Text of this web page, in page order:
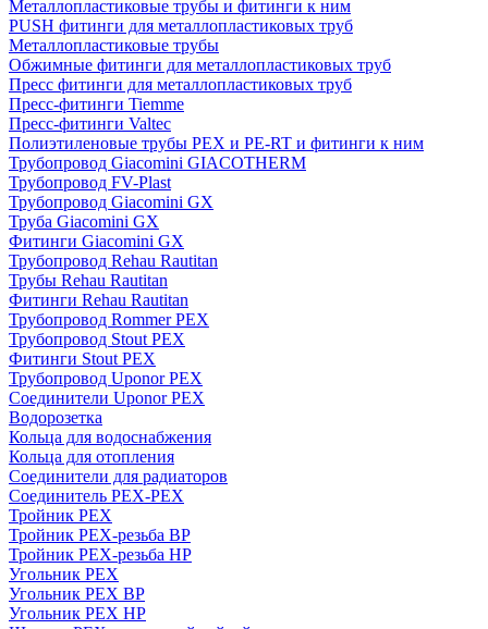
Металлопластиковые трубы и фитинги к ним
PUSH фитинги для металлопластиковых труб
Металлопластиковые трубы
Обжимные фитинги для металлопластиковых труб
Пресс фитинги для металлопластиковых труб
Пресс-фитинги Tiemme
Пресс-фитинги Valtec
Полиэтиленовые трубы PEX и PE-RT и фитинги к ним
Трубопровод Giacomini GIACOTHERM
Трубопровод FV-Plast
Трубопровод Giacomini GX
Труба Giacomini GX
Фитинги Giacomini GX
Трубопровод Rehau Rautitan
Трубы Rehau Rautitan
Фитинги Rehau Rautitan
Трубопровод Rommer PEX
Трубопровод Stout PEX
Фитинги Stout PEX
Трубопровод Uponor PEX
Соединители Uponor PEX
Водорозетка
Кольца для водоснабжения
Кольца для отопления
Соединители для радиаторов
Соединитель PEX-PEX
Тройник PEX
Тройник PEX-резьба ВР
Тройник PEX-резьба НР
Угольник PEX
Угольник PEX ВР
Угольник PEX НР